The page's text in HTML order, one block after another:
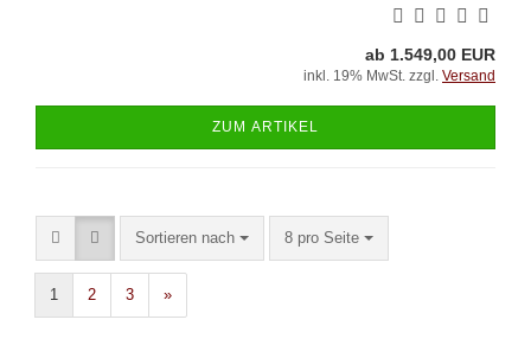
ab 1.549,00 EUR
inkl. 19% MwSt. zzgl. Versand
ZUM ARTIKEL
Sortieren nach
Sortieren nach 8 pro Seite
pro Seite
1 2 3 »